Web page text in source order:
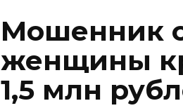
Мошенник
женщины
1,5 млн